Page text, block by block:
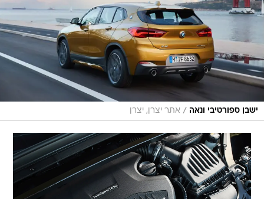
ישבן ספורטיבי ונאה / אתר יצרן, יצרן